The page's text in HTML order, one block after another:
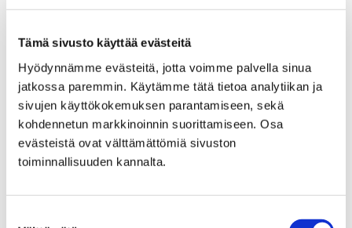
Tämä sivusto käyttää evästeitä
Hyödynnämme evästeitä, jotta voimme palvella sinua
jatkossa paremmin. Käytämme tätä tietoa analytiikan ja
sivujen käyttökokemuksen parantamiseen, sekä
kohdennetun markkinoinnin suorittamiseen. Osa
evästeistä ovat välttämättömiä sivuston
toiminnallisuuden kannalta.
kaupunginvaltuuston päätöksellä sitoutunut
kaupunki on sitoutunut esimerkiksi tarjoamaan omissa
tilaisuuksissaan reilusti tuotettua kahvia ja teetä sekä
tiedottamaan Reilusta kaupasta asukkailleen.
Kaupunki on järjestänyt pääkirjaston yhteyteen
infotilan, jossa on jaossa tietoa Reilun kaupan
on kestävien hankintojen lisääminen ja toiminnan